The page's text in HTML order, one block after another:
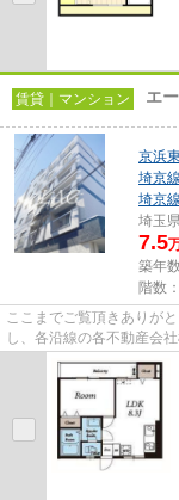
賃貸｜マンション エ
京浜
埼京線
埼京線
埼玉
7.5
築年
階数
ここまでご覧頂きありが
し、各沿線の各不動産会
しております！最新の情報